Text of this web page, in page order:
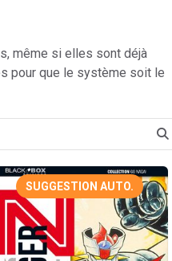
même si elles sont déjà
pour que le système soit le
SUGGESTION AUTO.